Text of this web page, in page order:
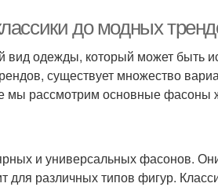
до модных
одежды, который может быть
существует множество
рассмотрим основные фасоны
и универсальных фасонов.
различных типов фигур.